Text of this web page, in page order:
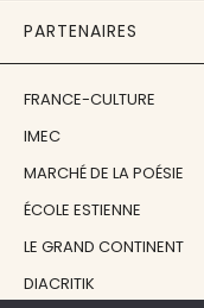
PARTENAIRES
FRANCE-CULTURE
IMEC
MARCHÉ DE LA POÉSIE
ÉCOLE ESTIENNE
LE GRAND CONTINENT
DIACRITIK